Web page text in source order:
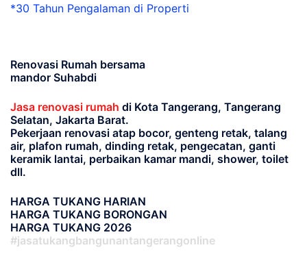
*30 Tahun Pengalaman di Properti
Renovasi Rumah bersama
mandor Suhabdi
Jasa renovasi rumah di Kota Tangerang, Tangerang
Selatan, Jakarta Barat.
Pekerjaan renovasi atap bocor, genteng retak, talang
air, plafon rumah, dinding retak, pengecatan, ganti
keramik lantai, perbaikan kamar mandi, shower, toilet
dll.
HARGA TUKANG HARIAN
HARGA TUKANG BORONGAN
HARGA TUKANG 2026
#jasatukangbangunantangerangonline